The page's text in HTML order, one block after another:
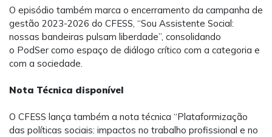
O episódio também marca o encerramento da campanha de
gestão 2023-2026 do CFESS, “Sou Assistente Social:
nossas bandeiras pulsam liberdade”, consolidando
o PodSer como espaço de diálogo crítico com a categoria e
com a sociedade.
Nota Técnica disponível
O CFESS lança também a nota técnica “Plataformização
das políticas sociais: impactos no trabalho profissional e no